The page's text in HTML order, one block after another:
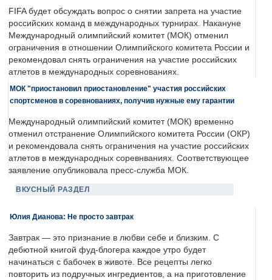
FIFA будет обсуждать вопрос о снятии запрета на участие
российских команд в международных турнирах. Накануне
Международный олимпийский комитет (МОК) отменил
ограничения в отношении Олимпийского комитета России и
рекомендовал снять ограничения на участие российских
атлетов в международных соревнованиях.
МОК "приостановил приостановление" участия российских
спортсменов в соревнованиях, получив нужные ему гарантии
Международный олимпийский комитет (МОК) временно
отменил отстранение Олимпийского комитета России (ОКР)
и рекомендовала снять ограничения на участие российских
атлетов в международных соревнваниях. Соответствующее
заявление опубликовала пресс-служба МОК.
ВКУСНЫЙ РАЗДЕЛ
Юлия Дианова: Не просто завтрак
Завтрак — это признание в любви себе и близким. С
дебютной книгой фуд-блогера каждое утро будет
начинаться с бабочек в животе. Все рецепты легко
повторить из подручных ингредиентов, а на приготовление